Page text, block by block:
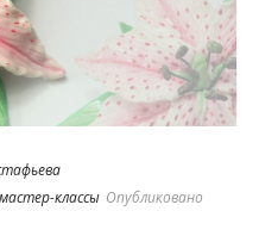
классы Опубликовано